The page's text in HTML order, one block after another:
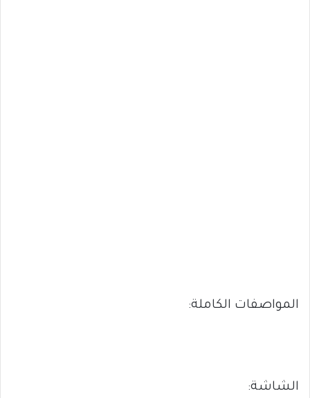
المواصفات الكاملة:
الشاشة: